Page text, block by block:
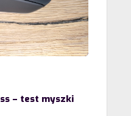
– test myszki